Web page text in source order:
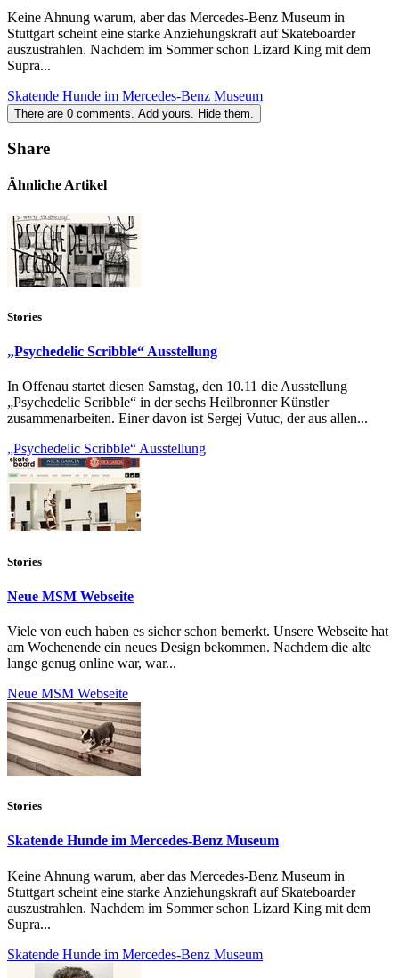
Keine Ahnung warum, aber das Mercedes-Benz Museum in
Stuttgart scheint eine starke Anziehungskraft auf Skateboarder
auszustrahlen. Nachdem im Sommer schon Lizard King mit dem
Supra...
Skatende Hunde im Mercedes-Benz Museum
There are 0 comments. Add yours. Hide them.
Share
Ähnliche Artikel
Stories
„Psychedelic Scribble“ Ausstellung
In Offenau startet diesen Samstag, den 10.11 die Ausstellung
„Psychedelic Scribble“ in der sechs Heilbronner Künstler
zusammenarbeiten. Einer davon ist Sergej Vutuc, der aus allen...
„Psychedelic Scribble“ Ausstellung
Stories
Neue MSM Webseite
Viele von euch haben es sicher schon bemerkt. Unsere Webseite hat
am Wochenende ein neues Design bekommen. Nachdem die alte
lange genug online war, war...
Neue MSM Webseite
Stories
Skatende Hunde im Mercedes-Benz Museum
Keine Ahnung warum, aber das Mercedes-Benz Museum in
Stuttgart scheint eine starke Anziehungskraft auf Skateboarder
auszustrahlen. Nachdem im Sommer schon Lizard King mit dem
Supra...
Skatende Hunde im Mercedes-Benz Museum